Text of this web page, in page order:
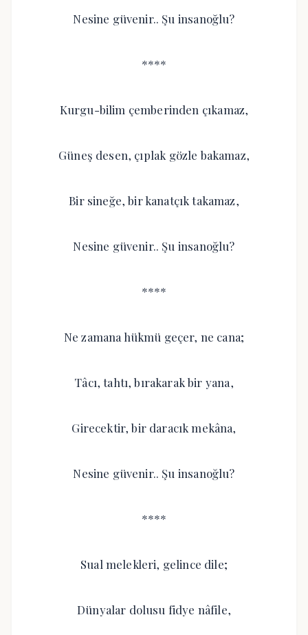
Nesine güvenir.. Şu insanoğlu?
****
Kurgu-bilim çemberinden çıkamaz,
Güneş desen, çıplak gözle bakamaz,
Bir sineğe, bir kanatçık takamaz,
Nesine güvenir.. Şu insanoğlu?
****
Ne zamana hükmü geçer, ne cana;
Tâcı, tahtı, bırakarak bir yana,
Girecektir, bir daracık mekâna,
Nesine güvenir.. Şu insanoğlu?
****
Sual melekleri, gelince dile;
Dünyalar dolusu fidye nâfile,